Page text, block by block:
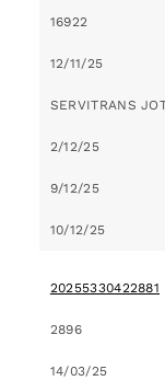
16922
12/11/25
SERVITRANS
2/12/25
9/12/25
10/12/25
20255330422881
2896
14/03/25